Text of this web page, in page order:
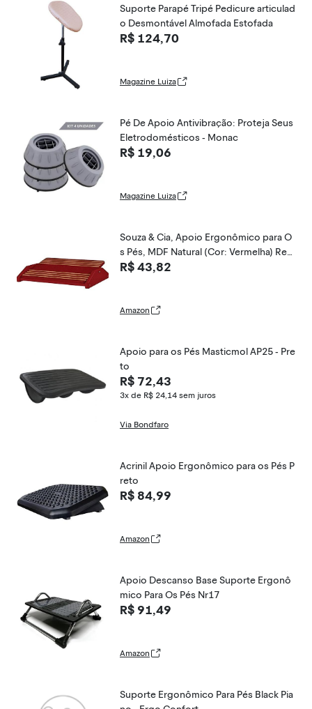
Suporte Parapé Tripé Pedicure articulad
o Desmontável Almofada Estofada
R$ 124,70
Magazine Luiza
Pé De Apoio Antivibração: Proteja Seus
Eletrodomésticos - Monac
R$ 19,06
Magazine Luiza
Souza & Cia, Apoio Ergonômico para O
s Pés, MDF Natural (Cor: Vermelha) Ref:
3705
R$ 43,82
Amazon
Apoio para os Pés Masticmol AP25 - Pre
to
R$ 72,43
3x de R$ 24,14 sem juros
Via Bondfaro
Acrinil Apoio Ergonômico para os Pés P
reto
R$ 84,99
Amazon
Apoio Descanso Base Suporte Ergonô
mico Para Os Pés Nr17
R$ 91,49
Amazon
Suporte Ergonômico Para Pés Black Pia